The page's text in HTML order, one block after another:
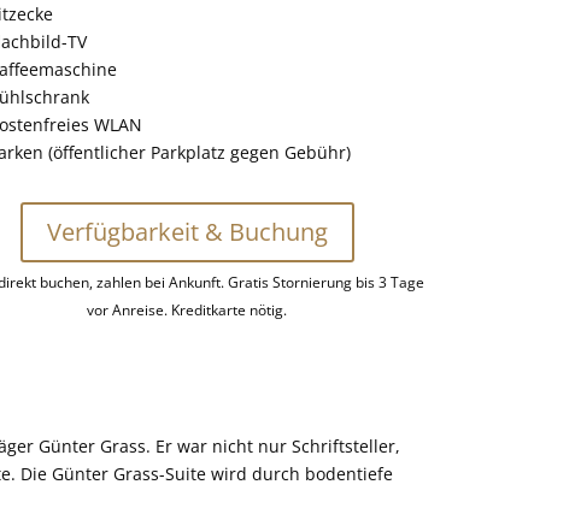
TV
WLAN
(öffentlicher Parkplatz gegen Gebühr)
Verfügbarkeit & Buchung
buchen, zahlen bei Ankunft. Gratis Stornierung bis 3 Tage
vor Anreise. Kreditkarte nötig.
Günter Grass. Er war nicht nur Schriftsteller,
Die Günter Grass-Suite wird durch bodentiefe